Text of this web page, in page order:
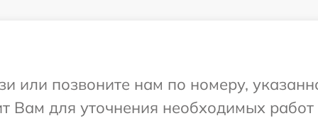
или позвоните нам по номеру,
Вам для уточнения необходимых